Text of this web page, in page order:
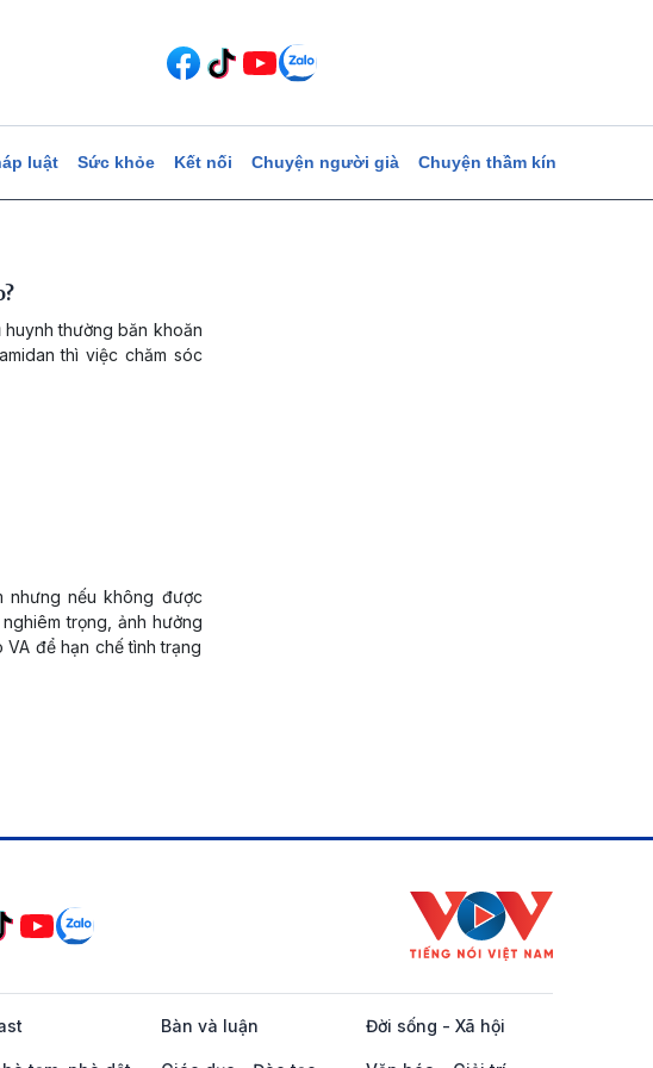
luật Sức khỏe Kết nối Chuyện người già Chuyện thầm kín
thường băn khoăn
thì việc chăm sóc
nhưng nếu không được
trọng, ảnh hưởng
để hạn chế tình trạng
Bàn và luận Đời sống - Xã hội